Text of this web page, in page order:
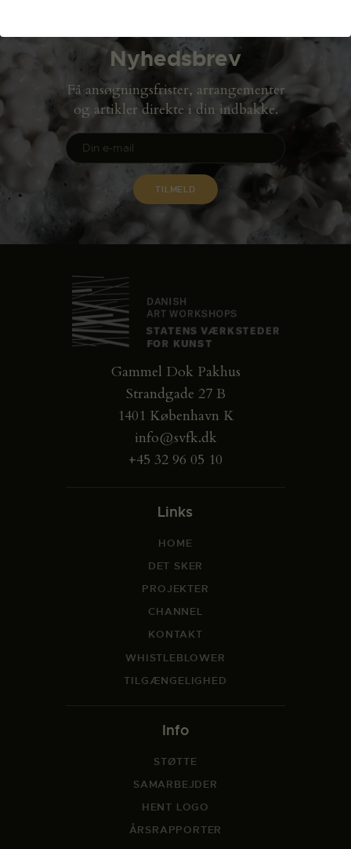
Nyhedsbrev
Få ansøgningsfrister, arrangementer
og artikler direkte i din indbakke.
Gammel Dok Pakhus
Strandgade 27 B
1401 København K
info@svfk.dk
+45 32 96 05 10
Links
HOME
DET SKER
PROJEKTER
CHANNEL
KONTAKT
WHISTLEBLOWER
TILGÆNGELIGHED
Info
STØTTE
SAMARBEJDER
HENT LOGO
ÅRSRAPPORTER